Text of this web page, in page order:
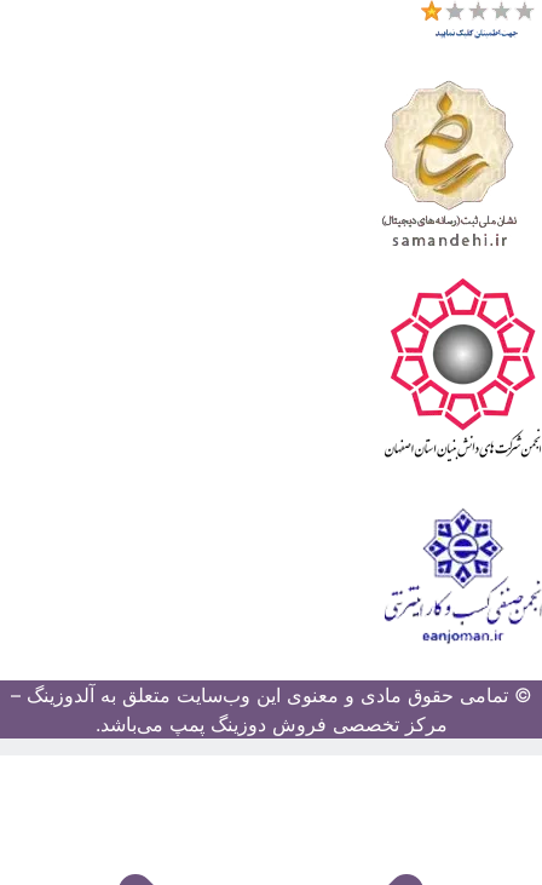
© تمامی حقوق مادی و معنوی این وب‌سایت متعلق به آلدوزینگ –
مرکز تخصصی فروش دوزینگ پمپ می‌باشد.